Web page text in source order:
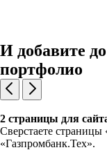
И добавите
портфолио
2 страницы для
Сверстаете
«Газпромбанк.Тех».